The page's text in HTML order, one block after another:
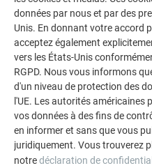
impressionnants avec
durables de PREFA pour
façades.
VOIR DAVANTAGE DE
données par nous et par des
Unis. En donnant votre accord
acceptez également
vers les États-Unis
RGPD. Nous vous informons
d'un niveau de protection des
l'UE. Les autorités américaines
vos données à des fins de
en informer et sans que vous
juridiquement. Vous trouverez
notredéclaration de